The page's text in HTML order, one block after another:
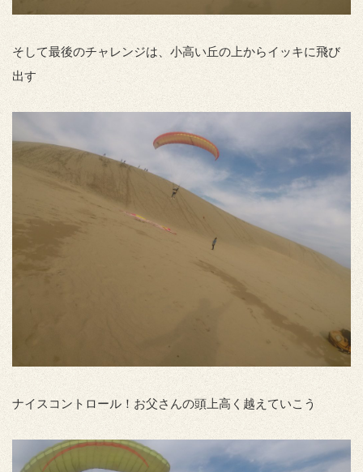
そして最後のチャレンジは、小高い丘の上からイッキに飛び
出す
ナイスコントロール！お父さんの頭上高く越えていこう